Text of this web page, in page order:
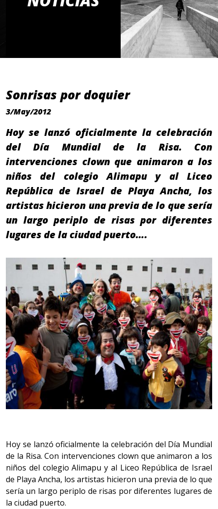
Sonrisas por doquier
3/May/2012
Hoy se lanzó oficialmente la celebración
del Día Mundial de la Risa. Con
intervenciones clown que animaron a los
niños del colegio Alimapu y al Liceo
República de Israel de Playa Ancha, los
artistas hicieron una previa de lo que sería
un largo periplo de risas por diferentes
lugares de la ciudad puerto….
Hoy se lanzó oficialmente la celebración del Día Mundial
de la Risa. Con intervenciones clown que animaron a los
niños del colegio Alimapu y al Liceo República de Israel
de Playa Ancha, los artistas hicieron una previa de lo que
sería un largo periplo de risas por diferentes lugares de
la ciudad puerto.